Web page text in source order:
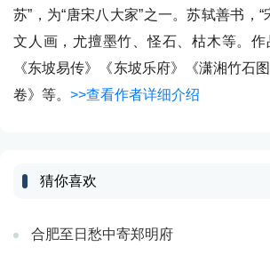
苏”，为“唐宋八大家”之一。苏轼善书，
文人画，尤擅墨竹、怪石、枯木等。作
《东坡易传》《东坡乐府》《潇湘竹石
卷》等。 >>查看作者详细介绍
猜你喜欢
合肥至日愁中寄郑明府